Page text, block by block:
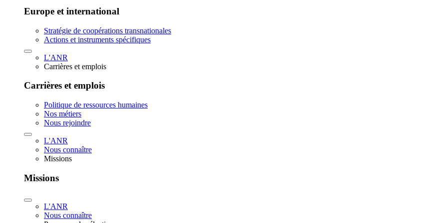
Europe et international
Stratégie de coopérations transnationales
Actions et instruments spécifiques
L'ANR
Carrières et emplois
Carrières et emplois
Politique de ressources humaines
Nos métiers
Nous rejoindre
L'ANR
Nous connaître
Missions
Missions
L'ANR
Nous connaître